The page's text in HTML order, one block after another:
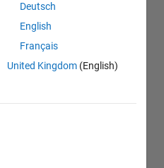
Deutsch
English
Français
United Kingdom (English)